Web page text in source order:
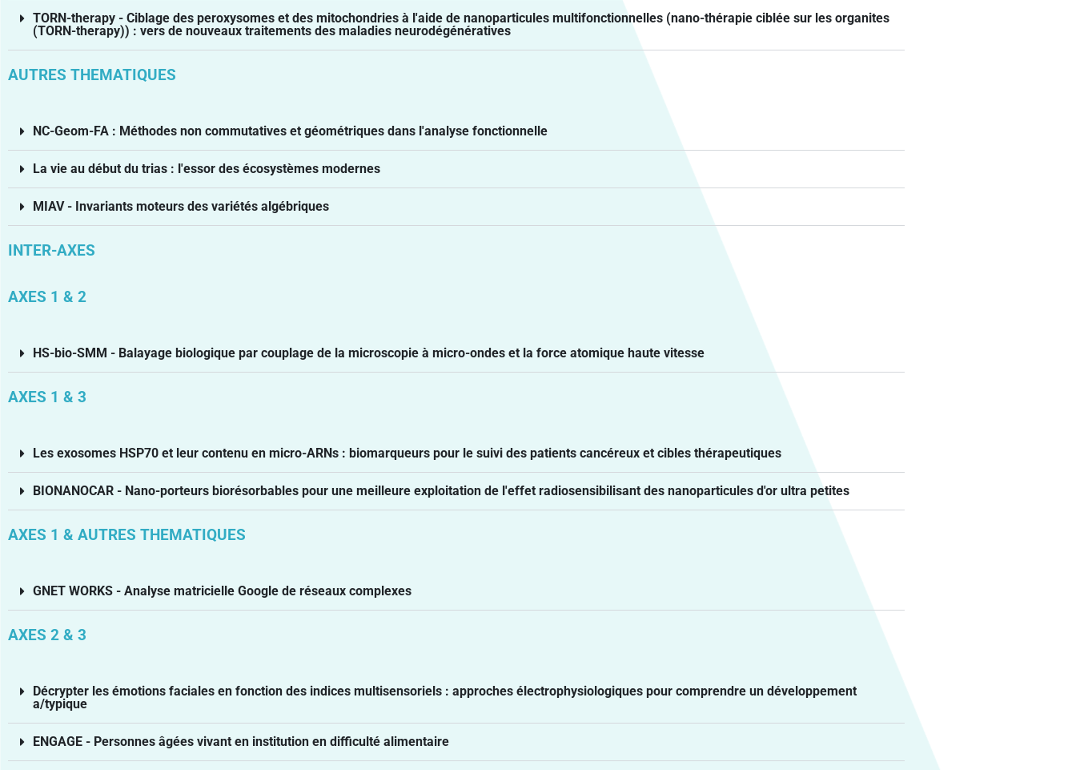
TORN-therapy - Ciblage des peroxysomes et des mitochondries à l'aide de nanoparticules multifonctionnelles (nano-thérapie ciblée sur les organites
(TORN-therapy)) : vers de nouveaux traitements des maladies neurodégénératives
AUTRES THEMATIQUES
NC-Geom-FA : Méthodes non commutatives et géométriques dans l'analyse fonctionnelle
La vie au début du trias : l'essor des écosystèmes modernes
MIAV - Invariants moteurs des variétés algébriques
INTER-AXES
AXES 1 & 2
HS-bio-SMM - Balayage biologique par couplage de la microscopie à micro-ondes et la force atomique haute vitesse
AXES 1 & 3
Les exosomes HSP70 et leur contenu en micro-ARNs : biomarqueurs pour le suivi des patients cancéreux et cibles thérapeutiques
BIONANOCAR - Nano-porteurs biorésorbables pour une meilleure exploitation de l'effet radiosensibilisant des nanoparticules d'or ultra petites
AXES 1 & AUTRES THEMATIQUES
GNET WORKS - Analyse matricielle Google de réseaux complexes
AXES 2 & 3
Décrypter les émotions faciales en fonction des indices multisensoriels : approches électrophysiologiques pour comprendre un développement
a/typique
ENGAGE - Personnes âgées vivant en institution en difficulté alimentaire